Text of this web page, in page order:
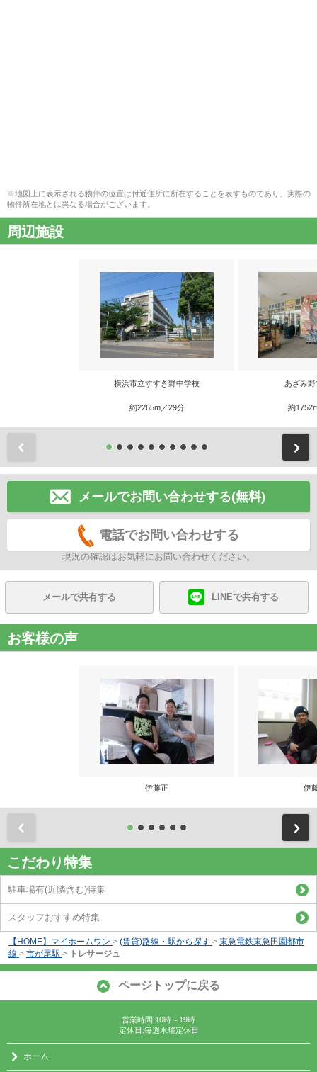
※地図上に表示される物件の位置は付近住所に所在することを表すものであり、実際の
物件所在地とは異なる場合がございます。
周辺施設
横浜市立すすき野中学校
約2265m／29分
あざみ
約
メールでお問い合わせする(無料)
電話でお問い合わせする
現況の確認はお気軽にお問い合わせください。
メールで共有する LINEで共有する
お客様の声
伊藤正 伊
こだわり特集
駐車場有(近隣含む)特集
スタッフおすすめ特集
【HOME】マイホームワン > (賃貸)路線・駅から探す > 東急電鉄東急田園都市
線 > 市が尾駅 > トレサージュ
ページトップに戻る
営業時間:10時～19時
定休日:毎週水曜定休日
ホーム